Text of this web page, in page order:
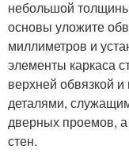
небольшой
основы уложите
миллиметров и
элементы каркаса
верхней обвязкой
деталями,
дверных проемов, а
стен.